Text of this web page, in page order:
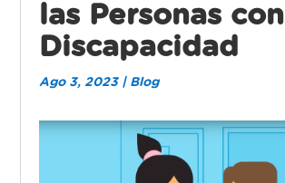
las Personas con
Discapacidad
Ago 3, 2023| Blog